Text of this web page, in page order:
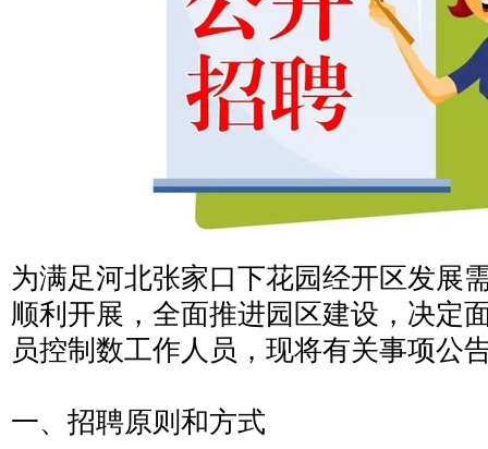
为满足河北张家口下花园经开区发展
顺利开展，全面推进园区建设，决定
员控制数工作人员，现将有关事项公
一、招聘原则和方式